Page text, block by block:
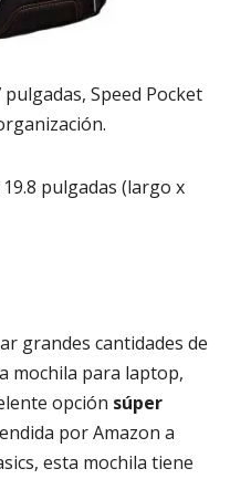
Speed ​​Pocket
19.8 pulgadas (largo x
grandes cantidades de
mochila para laptop,
opción súper
por Amazon a
esta mochila tiene